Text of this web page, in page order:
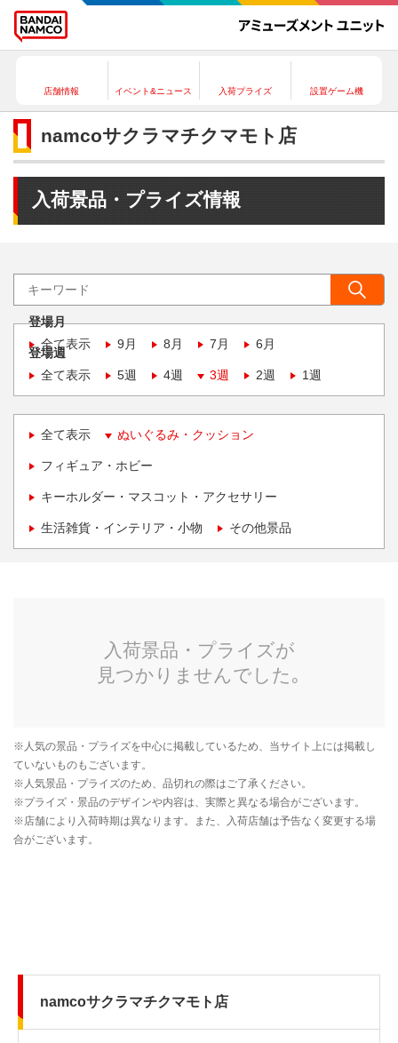
店舗情報 イベント&ニュース 入荷プライズ 設置ゲーム機
namcoサクラマチクマモト店
入荷景品・プライズ情報
登場月
全て表示
9月 8月 7月 6月
登場週
全て表示
5週 4週 3週 2週 1週
全て表示 ぬいぐるみ・クッション
フィギュア・ホビー
キーホルダー・マスコット・アクセサリー
生活雑貨・インテリア・小物 その他景品
namcoサクラマチクマモト店